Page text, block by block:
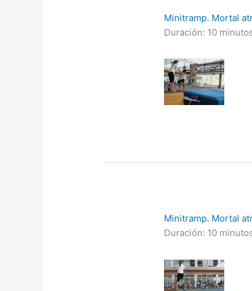
Minitramp. Mortal
Duración: 10
Minitramp. Mortal
Duración: 10